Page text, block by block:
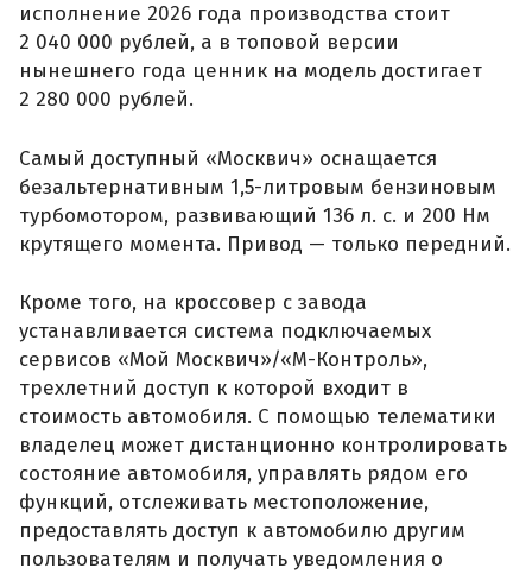
исполнение 2026 года производства стоит
2 040 000 рублей, а в топовой версии
нынешнего года ценник на модель достигает
2 280 000 рублей.
Самый доступный «Москвич» оснащается
безальтернативным 1,5-литровым бензиновым
турбомотором, развивающий 136 л. с. и 200 Нм
крутящего момента. Привод — только передний.
Кроме того, на кроссовер с завода
устанавливается система подключаемых
сервисов «Мой Москвич»/«М-Контроль»,
трехлетний доступ к которой входит в
стоимость автомобиля. С помощью телематики
владелец может дистанционно контролировать
состояние автомобиля, управлять рядом его
функций, отслеживать местоположение,
предоставлять доступ к автомобилю другим
пользователям и получать уведомления о